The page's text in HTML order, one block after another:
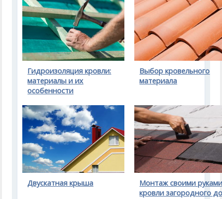
Гидроизоляция кровли:
материалы и их
особенности
Выбор кровельного
материала
Двускатная крыша
Монтаж своими
кровли загородного